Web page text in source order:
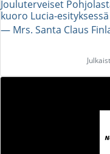
Jouluterveiset
kuoro Lucia-
― Mrs. Santa Claus